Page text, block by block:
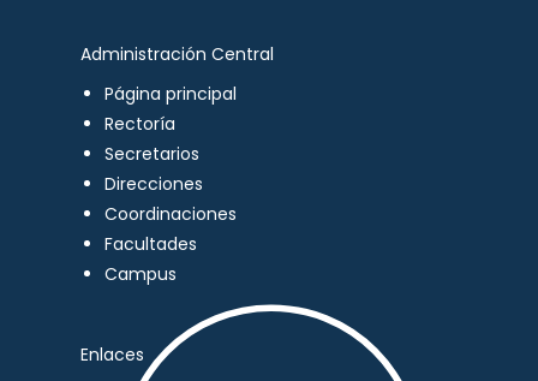
Administración Central
Página principal
Rectoría
Secretarios
Direcciones
Coordinaciones
Facultades
Campus
Enlaces